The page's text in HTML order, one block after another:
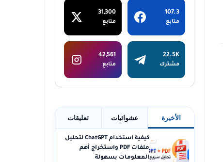
107.3
متابع
31,300
متابع
22.5K
مشترك
42,561
متابع
الأخيرة عشوائيات تعليقات
كيفية استخدام ChatGPT لتحليل
ملفات PDF واستخراج أهم
المعلومات بسهولة